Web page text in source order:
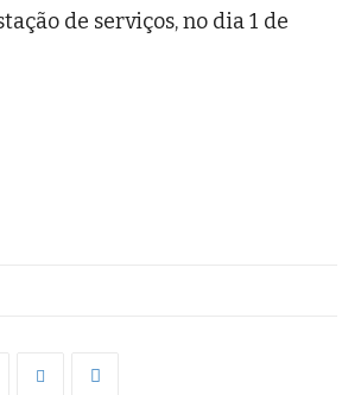
de serviços, no dia 1 de